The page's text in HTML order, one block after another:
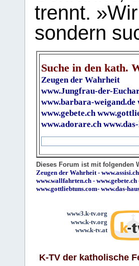
trennt.
sondern
Suche in den kath.
Zeugen der Wahrheit
www.Jungfrau-der-
www.barbara-weigand.de
www.gebete.ch
www.adorare.ch
Dieses Forum ist mit folgenden
Zeugen der Wahrheit - www.assisi.ch
www.wallfahrten.ch - www.gebete.ch
www.gottliebtuns.com- www.das-
www3.k-tv.org
www.k-tv.org
www.k-tv.at
K-TV der katholische